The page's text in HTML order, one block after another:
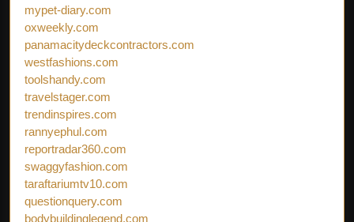
mypet-diary.com
oxweekly.com
panamacitydeckcontractors.com
westfashions.com
toolshandy.com
travelstager.com
trendinspires.com
rannyephul.com
reportradar360.com
swaggyfashion.com
taraftariumtv10.com
questionquery.com
bodybuildinglegend.com